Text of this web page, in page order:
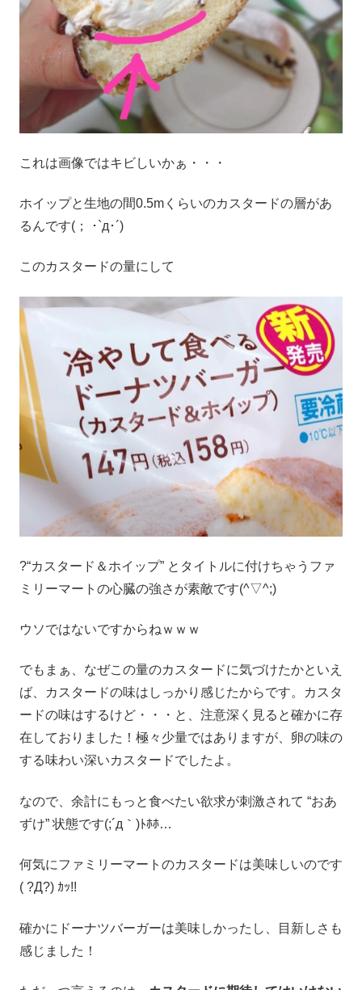
これは画像ではキビしいかぁ・・・
ホイップと生地の間0.5mくらいのカスタードの層があ
るんです(； ･`д･´)
このカスタードの量にして
?“カスタード＆ホイップ” とタイトルに付けちゃうファ
ミリーマートの心臓の強さが素敵です(^▽^;)
ウソではないですからねｗｗｗ
でもまぁ、なぜこの量のカスタードに気づけたかといえ
ば、カスタードの味はしっかり感じたからです。カスタ
ードの味はするけど・・・と、注意深く見ると確かに存
在しておりました！極々少量ではありますが、卵の味の
する味わい深いカスタードでしたよ。
なので、余計にもっと食べたい欲求が刺激されて “おあ
ずけ” 状態です(;´д｀)ﾄﾎﾎ…
何気にファミリーマートのカスタードは美味しいのです
( ?Д?) ｶｯ!!
確かにドーナツバーガーは美味しかったし、目新しさも
感じました！